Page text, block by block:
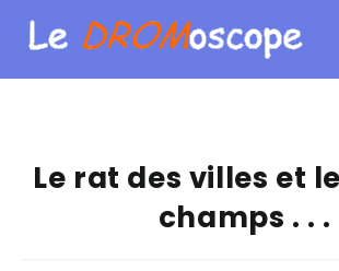
Le rat des villes et
champs . . .